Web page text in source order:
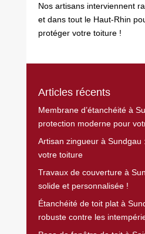
Nos artisans interviennent
et dans tout le Haut-Rhin
protéger votre toiture !
Articles récents
Membrane d’étanchéité à
protection moderne pour
Artisan zingueur à
votre toiture
Travaux de couverture à
solide et personnalisée !
Étanchéité de toit plat à
robuste contre les